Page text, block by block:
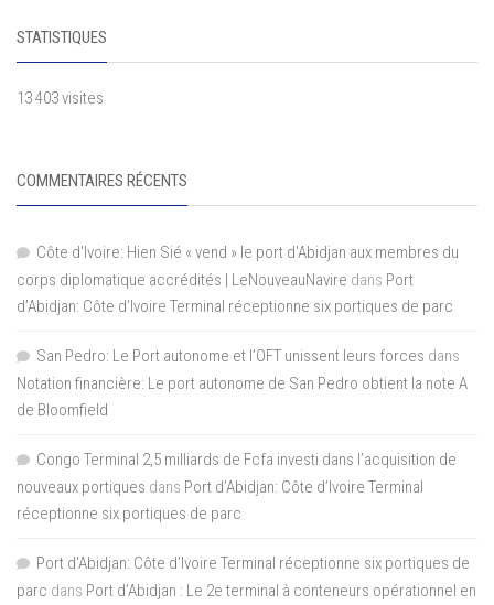
STATISTIQUES
13 403 visites
COMMENTAIRES RÉCENTS
Côte d'Ivoire: Hien Sié « vend » le port d'Abidjan aux membres du
corps diplomatique accrédités | LeNouveauNavire dans Port
d’Abidjan: Côte d’Ivoire Terminal réceptionne six portiques de parc
San Pedro: Le Port autonome et l’OFT unissent leurs forces dans
Notation financière: Le port autonome de San Pedro obtient la note A
de Bloomfield
Congo Terminal 2,5 milliards de Fcfa investi dans l’acquisition de
nouveaux portiques dans Port d’Abidjan: Côte d’Ivoire Terminal
réceptionne six portiques de parc
Port d'Abidjan: Côte d’Ivoire Terminal réceptionne six portiques de
parc dans Port d’Abidjan : Le 2e terminal à conteneurs opérationnel en